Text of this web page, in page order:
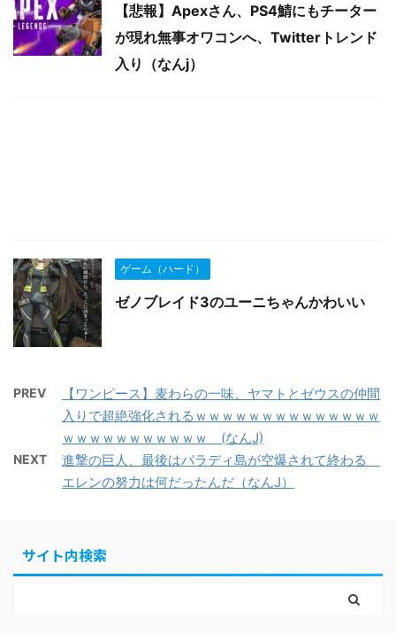
【悲報】Apexさん、PS4鯖にもチーター
が現れ無事オワコンへ、Twitterトレンド
入り（なんj）
ゲーム（ハード）
ゼノブレイド3のユーニちゃんかわいい
PREV
【ワンピース】麦わらの一味、ヤマトとゼウスの仲間
入りで超絶強化されるｗｗｗｗｗｗｗｗｗｗｗｗｗｗ
ｗｗｗｗｗｗｗｗｗｗｗ (なんJ)
NEXT
進撃の巨人、最後はパラディ島が空爆されて終わる
エレンの努力は何だったんだ（なんJ）
サイト内検索